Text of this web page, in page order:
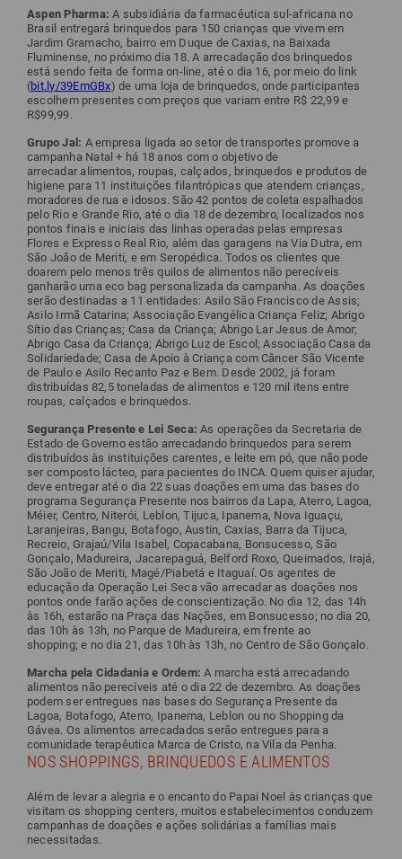
Aspen Pharma: A subsidiária da farmacêutica sul-africana no
Brasil entregará brinquedos para 150 crianças que vivem em
Jardim Gramacho, bairro em Duque de Caxias, na Baixada
Fluminense, no próximo dia 18. A arrecadação dos brinquedos
está sendo feita de forma on-line, até o dia 16, por meio do link
(bit.ly/39EmGBx) de uma loja de brinquedos, onde participantes
escolhem presentes com preços que variam entre R$ 22,99 e
R$99,99.
Grupo Jal: A empresa ligada ao setor de transportes promove a
campanha Natal + há 18 anos com o objetivo de
arrecadar alimentos, roupas, calçados, brinquedos e produtos de
higiene para 11 instituições filantrópicas que atendem crianças,
moradores de rua e idosos. São 42 pontos de coleta espalhados
pelo Rio e Grande Rio, até o dia 18 de dezembro, localizados nos
pontos finais e iniciais das linhas operadas pelas empresas
Flores e Expresso Real Rio, além das garagens na Via Dutra, em
São João de Meriti, e em Seropédica. Todos os clientes que
doarem pelo menos três quilos de alimentos não perecíveis
ganharão uma eco bag personalizada da campanha. As doações
serão destinadas a 11 entidades: Asilo São Francisco de Assis;
Asilo Irmã Catarina; Associação Evangélica Criança Feliz; Abrigo
Sítio das Crianças; Casa da Criança; Abrigo Lar Jesus de Amor;
Abrigo Casa da Criança; Abrigo Luz de Escol; Associação Casa da
Solidariedade; Casa de Apoio à Criança com Câncer São Vicente
de Paulo e Asilo Recanto Paz e Bem. Desde 2002, já foram
distribuídas 82,5 toneladas de alimentos e 120 mil itens entre
roupas, calçados e brinquedos.
Segurança Presente e Lei Seca: As operações da Secretaria de
Estado de Governo estão arrecadando brinquedos para serem
distribuídos às instituições carentes, e leite em pó, que não pode
ser composto lácteo, para pacientes do INCA. Quem quiser ajudar,
deve entregar até o dia 22 suas doações em uma das bases do
programa Segurança Presente nos bairros da Lapa, Aterro, Lagoa,
Méier, Centro, Niterói, Leblon, Tijuca, Ipanema, Nova Iguaçu,
Laranjeiras, Bangu, Botafogo, Austin, Caxias, Barra da Tijuca,
Recreio, Grajaú/Vila Isabel, Copacabana, Bonsucesso, São
Gonçalo, Madureira, Jacarepaguá, Belford Roxo, Queimados, Irajá,
São João de Meriti, Magé/Piabetá e Itaguaí. Os agentes de
educação da Operação Lei Seca vão arrecadar as doações nos
pontos onde farão ações de conscientização. No dia 12, das 14h
às 16h, estarão na Praça das Nações, em Bonsucesso; no dia 20,
das 10h às 13h, no Parque de Madureira, em frente ao
shopping; e no dia 21, das 10h às 13h, no Centro de São Gonçalo.
Marcha pela Cidadania e Ordem: A marcha está arrecadando
alimentos não perecíveis até o dia 22 de dezembro. As doações
podem ser entregues nas bases do Segurança Presente da
Lagoa, Botafogo, Aterro, Ipanema, Leblon ou no Shopping da
Gávea. Os alimentos arrecadados serão entregues para a
comunidade terapêutica Marca de Cristo, na Vila da Penha.
NOS SHOPPINGS, BRINQUEDOS E ALIMENTOS
Além de levar a alegria e o encanto do Papai Noel às crianças que
visitam os shopping centers, muitos estabelecimentos conduzem
campanhas de doações e ações solidárias a famílias mais
necessitadas.